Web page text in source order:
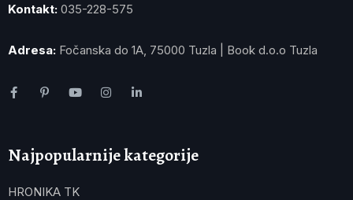
Kontakt: 035-228-575
Adresa: Fočanska do 1A, 75000 Tuzla | Book d.o.o Tuzla
Najpopularnije kategorije
HRONIKA TK